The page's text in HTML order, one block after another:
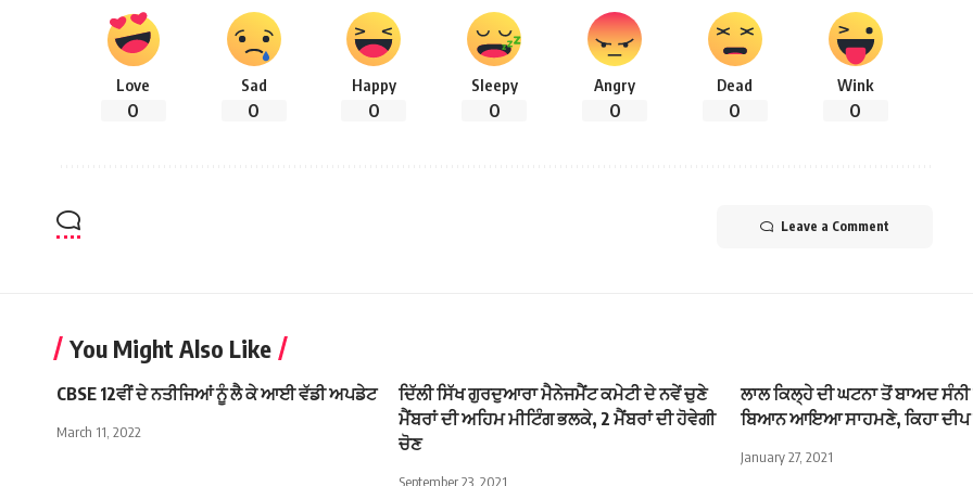
Love
0
Sad
0
Happy
0
Sleepy
0
Angry
0
Dead
0
Wink
0
Leave a Comment
You Might Also Like
CBSE 12ਵੀਂ ਦੇ ਨਤੀਜਿਆਂ ਨੂੰ ਲੈ ਕੇ ਆਈ ਵੱਡੀ ਅਪਡੇਟ
March 11, 2022
ਦਿੱਲੀ ਸਿੱਖ ਗੁਰਦੁਆਰਾ ਮੈਨੇਜਮੈਂਟ ਕਮੇਟੀ ਦੇ ਨਵੇਂ ਚੁਣੇ
ਮੈਂਬਰਾਂ ਦੀ ਅਹਿਮ ਮੀਟਿੰਗ ਭਲਕੇ, 2 ਮੈਂਬਰਾਂ ਦੀ ਹੋਵੇਗੀ
ਚੋਣ
September 23, 2021
ਲਾਲ ਕਿਲ੍ਹੇ ਦੀ ਘਟਨਾ ਤੋਂ ਬਾਅਦ
ਬਿਆਨ ਆਇਆ ਸਾਹਮਣੇ, ਕਿਹਾ ਦੀਪ
January 27, 2021